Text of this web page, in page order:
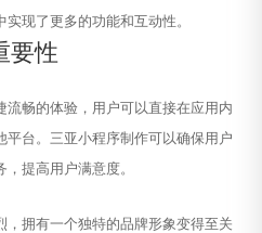
现了更多的功能和互动性。
要性
畅的体验，用户可以直接在应用内
平台。三亚小程序制作可以确保用户
提高用户满意度。
，拥有一个独特的品牌形象变得至关